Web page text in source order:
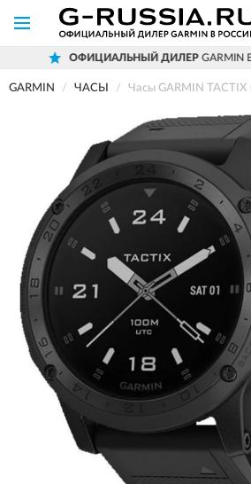
GARMIN В РОССИИ
GARMIN ЧАСЫ Часы GARMIN TACTIX